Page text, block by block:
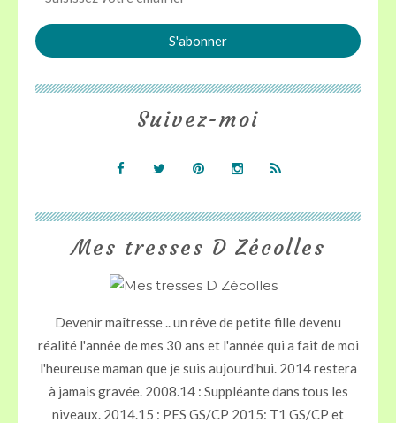
Mes tresses D Zécolles
Devenir maîtresse .. un rêve de petite fille devenu
réalité l'année de mes 30 ans et l'année qui a fait de moi
l'heureuse maman que je suis aujourd'hui. 2014 restera
à jamais gravée. 2008.14 : Suppléante dans tous les
niveaux. 2014.15 : PES GS/CP 2015: T1 GS/CP et
Suivez-moi